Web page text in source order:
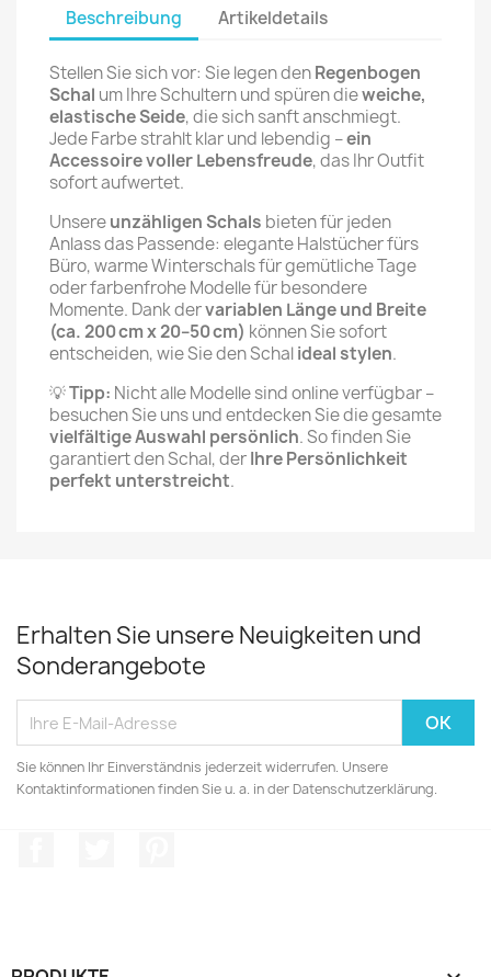
Beschreibung Artikeldetails
Stellen Sie sich vor: Sie legen denRegenbogen
Schal um Ihre Schultern und spüren dieweiche,
elastische Seide, die sich sanft anschmiegt.
Jede Farbe strahlt klar und lebendig –ein
Accessoire voller Lebensfreude, das Ihr Outfit
sofort aufwertet.
Unsereunzähligen Schals bieten für jeden
Anlass das Passende: elegante Halstücher fürs
Büro, warme Winterschals für gemütliche Tage
oder farbenfrohe Modelle für besondere
Momente. Dank dervariablen Länge und Breite
(ca. 200 cm x 20–50 cm) können Sie sofort
entscheiden, wie Sie den Schalideal stylen.
💡Tipp: Nicht alle Modelle sind online verfügbar –
besuchen Sie uns und entdecken Sie die gesamte
vielfältige Auswahl persönlich. So finden Sie
garantiert den Schal, derIhre Persönlichkeit
perfekt unterstreicht.
Erhalten Sie unsere Neuigkeiten und
Sonderangebote
Sie können Ihr Einverständnis jederzeit widerrufen. Unsere
Kontaktinformationen finden Sie u. a. in der Datenschutzerklärung.